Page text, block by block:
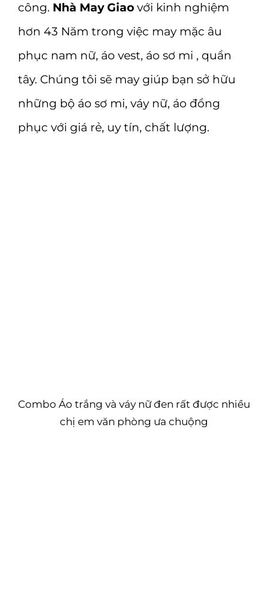
công. Nhà May Giao với kinh nghiệm
hơn 43 Năm trong việc may mặc âu
phục nam nữ, áo vest, áo sơ mi , quần
tây. Chúng tôi sẽ may giúp bạn sở hữu
những bộ áo sơ mi, váy nữ, áo đồng
phục với giá rẻ, uy tín, chất lượng.
Combo Áo trắng và váy nữ đen rất được nhiều
chị em văn phòng ưa chuộng